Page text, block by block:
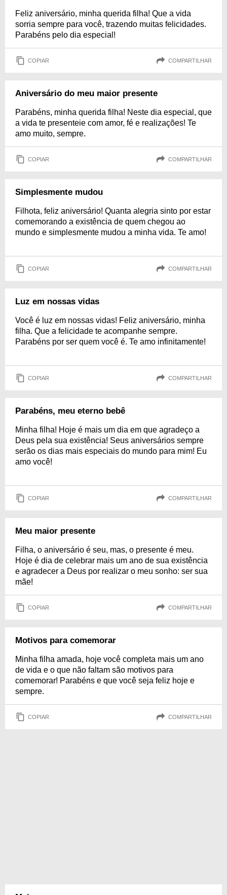
Feliz aniversário, minha querida filha! Que a vida
sorria sempre para você, trazendo muitas felicidades.
Parabéns pelo dia especial!
COPIAR COMPARTILHAR
Aniversário do meu maior presente
Parabéns, minha querida filha! Neste dia especial, que
a vida te presenteie com amor, fé e realizações! Te
amo muito, sempre.
COPIAR COMPARTILHAR
Simplesmente mudou
Filhota, feliz aniversário! Quanta alegria sinto por estar
comemorando a existência de quem chegou ao
mundo e simplesmente mudou a minha vida. Te amo!
COPIAR COMPARTILHAR
Luz em nossas vidas
Você é luz em nossas vidas! Feliz aniversário, minha
filha. Que a felicidade te acompanhe sempre.
Parabéns por ser quem você é. Te amo infinitamente!
COPIAR COMPARTILHAR
Parabéns, meu eterno bebê
Minha filha! Hoje é mais um dia em que agradeço a
Deus pela sua existência! Seus aniversários sempre
serão os dias mais especiais do mundo para mim! Eu
amo você!
COPIAR COMPARTILHAR
Meu maior presente
Filha, o aniversário é seu, mas, o presente é meu.
Hoje é dia de celebrar mais um ano de sua existência
e agradecer a Deus por realizar o meu sonho: ser sua
mãe!
COPIAR COMPARTILHAR
Motivos para comemorar
Minha filha amada, hoje você completa mais um ano
de vida e o que não faltam são motivos para
comemorar! Parabéns e que você seja feliz hoje e
sempre.
COPIAR COMPARTILHAR